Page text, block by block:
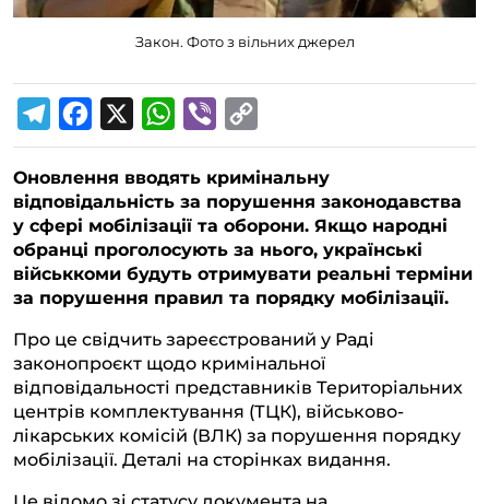
Закон. Фото з вільних джерел
e
l
e
g
r
a
m
a
c
e
b
o
o
k
W
h
a
t
s
A
p
p
i
b
e
r
o
p
y
L
i
n
k
Оновлення вводять кримінальну
відповідальність за порушення законодавства
у сфері мобілізації та оборони. Якщо народні
обранці проголосують за нього, українські
військкоми будуть отримувати реальні терміни
за порушення правил та порядку мобілізації.
Про це свідчить зареєстрований у Раді
законопроєкт щодо кримінальної
відповідальності представників Територіальних
центрів комплектування (ТЦК), військово-
лікарських комісій (ВЛК) за порушення порядку
мобілізації. Деталі на сторінках видання.